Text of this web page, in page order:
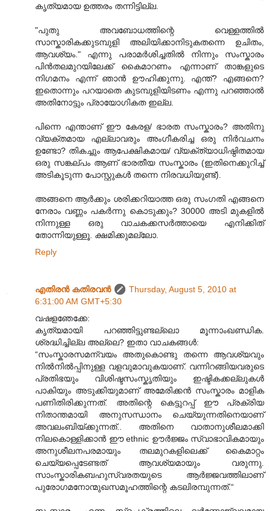
കൃത്യമായ ഉത്തരം തന്നിട്ടില്ല.
"പുതു അവബോധത്തിന്റെ വെള്ളത്തിൽ
സാസ്കാരികക്കുടമ്പുളി അലിയിക്കാനിടുകതന്നെ ഉചിതം,
ആവശ്യം." എന്നു പരാമര്‍ശിച്ചതില്‍ നിന്നും സംസ്കാരം
പിന്‍തലമുറയിലേക്ക് കൈമാറണം എന്നാണ് താങ്കളുടെ
നിഗമനം എന്ന്‍ ഞാന്‍ ഊഹിക്കുന്നു. എന്ത്? എങ്ങനെ?
ഇതൊന്നും പറയാതെ കുടമ്പുളിയിടണം എന്നു പറഞ്ഞാല്‍
അതിനോട്ടും പ്രായോഗികത ഇല്ല.
പിന്നെ എന്താണ് ഈ കേരള/ ഭാരത സംസ്കാരം? അതിനു
വ്യക്തമായ എല്ലാവരും അംഗീകരിച്ച ഒരു നിര്‍വചനം
ഉണ്ടോ? തികച്ചും ആപേക്ഷികമായ/ വ്യക്ത്യാധിഷ്ഠിതമായ
ഒരു സങ്കല്പം ആണ് ഭാരതീയ സംസ്കാരം (ഇതിനെക്കുറിച്ച്‌
അടികൂടുന്ന പോസ്റ്റുകള്‍ തന്നെ നിരവധിയുണ്ട്).
അങ്ങനെ ആര്‍ക്കും ശരിക്കറിയാത്ത ഒരു സംഗതി എങ്ങനെ
നേരാം വണ്ണം പകര്‍ന്നു കൊടുക്കും? 30000 അടി മുകളില്‍
നിന്നുള്ള ഒരു വാചകക്കസര്‍ത്തായെ എനിക്കിത്
തോന്നിയുള്ളൂ. ക്ഷമിക്കുമല്ലോ.
Reply
എതിരന്‍ കതിരവന്‍
Thursday, August 5, 2010 at
6:31:00 AM GMT+5:30
വഷളഞേക്കേ:
കൃത്യമായി പറഞ്ഞിട്ടുണ്ടല്ലൊ മൂന്നാംഖണ്ഡിക.
ശ്രദ്ധിച്ചില്ല അല്ലെ? ഇതാ വാചകങ്ങൾ:
“സംസ്കാരസമന്വയം അതുകൊണ്ടു തന്നെ ആവശ്യവും
നിൽനിൽ‌പ്പിനുള്ള വളവുമാവുകയാണ്. വന്നിറങ്ങിയവരുടെ
പ്രതിഭയും വിശിഷ്ടസംസ്കൃതിയും ഇഷ്ടികക്കല്ലുകൾ
പാകിയും അടുക്കിയുമാണ് അമേരിക്കൻ സംസ്കാരം മാളിക
പണിതിരിക്കുന്നത്. അതിന്റെ കെട്ടുറപ്പ് ഈ പ്രക്രിയ
നിതാന്തമായി അനുസന്ധാനം ചെയ്യുന്നതിനെയാണ്
അവലംബിയ്ക്കുന്നത്.. അതിനെ വാതാനുശീലമാക്കി
നിലകൊള്ളിക്കാൻ ഈ ethnic ഊർജ്ജം സ്വാഭാവികമായും
അനുശീലനപരമായും തലമുറകളിലെക്ക് കൈമാറ്റം
ചെയ്യപ്പെടേണ്ടത് ആവശ്യമായും വരുന്നു.
സാംസ്കാരികബഹുസ്വരതയുടെ ആർജ്ജവത്തിലാണ്
പുരോഗമനോന്മുഖസമൂഹത്തിന്റെ കടലിരമ്പുന്നത്.“